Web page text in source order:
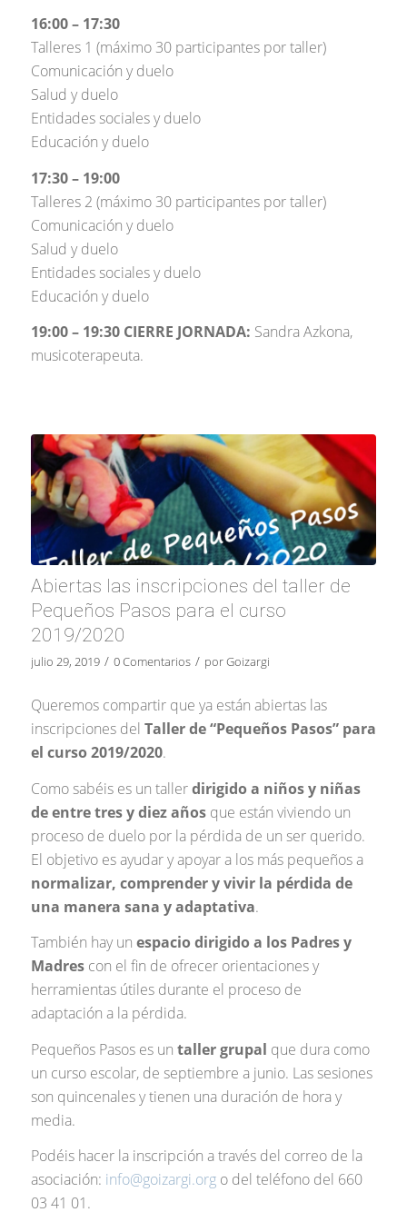
16:00 – 17:30
Talleres 1 (máximo 30 participantes por taller)
Comunicación y duelo
Salud y duelo
Entidades sociales y duelo
Educación y duelo
17:30 – 19:00
Talleres 2 (máximo 30 participantes por taller)
Comunicación y duelo
Salud y duelo
Entidades sociales y duelo
Educación y duelo
19:00 – 19:30 CIERRE JORNADA: Sandra Azkona,
musicoterapeuta.
Abiertas las inscripciones del taller de
Pequeños Pasos para el curso
2019/2020
julio 29, 2019 / 0 Comentarios / porGoizargi
Queremos compartir que ya están abiertas las
inscripciones del Taller de “Pequeños Pasos” para
el curso 2019/2020.
Como sabéis es un tallerdirigido a niños y niñas
de entre tres y diez añosque están viviendo un
proceso de duelo por la pérdida de un ser querido.
El objetivo es ayudar y apoyar a los más pequeños a
normalizar, comprender y vivir la pérdida de
una manera sana y adaptativa.
También hay un espacio dirigido a los Padres y
Madrescon el fin de ofrecer orientaciones y
herramientas útiles durante el proceso de
adaptación a la pérdida.
Pequeños Pasos es un taller grupal que dura como
un curso escolar, de septiembre a junio. Las sesiones
son quincenales y tienen una duración de hora y
media.
Podéis hacer la inscripción a través del correo de la
asociación: info@goizargi.orgo del teléfono del 660
03 41 01.